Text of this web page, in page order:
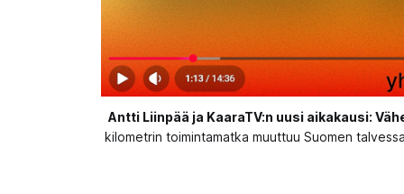
Antti Liinpää ja KaaraTV:n uusi aikakausi:
kilometrin toimintamatka muuttuu Suomen